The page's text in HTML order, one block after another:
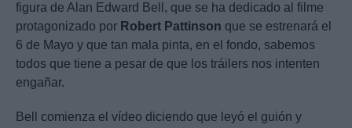
figura de Alan Edward Bell, que se ha dedicado al filme
protagonizado por Robert Pattinson que se estrenará el
6 de Mayo y que tan mala pinta, en el fondo, sabemos
todos que tiene a pesar de que los tráilers nos intenten
engañar.
Bell comienza el vídeo diciendo que leyó el guión y